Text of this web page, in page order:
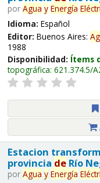
por Agua y Energía
Idioma: Español
Editor: Buenos Aires:
1988
Disponibilidad: Ítems
topográfica: 621.374.5/
Estacion
provincia deRío
por Agua y Energía